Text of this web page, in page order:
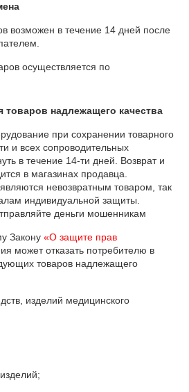
возможен в течение 14 дней после
осуществляется по
товаров надлежащего качества
при сохранении товарного
и всех сопроводительных
в течение 14-ти дней. Возврат и
в магазинах продавца.
невозвратным товаром, так
индивидуальной защиты.
деньги мошенникам
Закону «О защите прав
может отказать потребителю в
товаров надлежащего
изделий медицинского